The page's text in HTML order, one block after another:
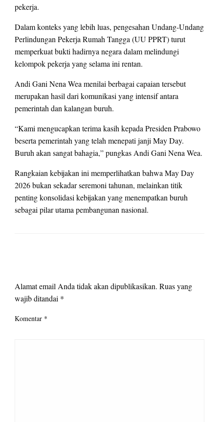
pekerja.
Dalam konteks yang lebih luas, pengesahan Undang-Undang
Perlindungan Pekerja Rumah Tangga (UU PPRT) turut
memperkuat bukti hadirnya negara dalam melindungi
kelompok pekerja yang selama ini rentan.
Andi Gani Nena Wea menilai berbagai capaian tersebut
merupakan hasil dari komunikasi yang intensif antara
pemerintah dan kalangan buruh.
“Kami mengucapkan terima kasih kepada Presiden Prabowo
beserta pemerintah yang telah menepati janji May Day.
Buruh akan sangat bahagia,” pungkas Andi Gani Nena Wea.
Rangkaian kebijakan ini memperlihatkan bahwa May Day
2026 bukan sekadar seremoni tahunan, melainkan titik
penting konsolidasi kebijakan yang menempatkan buruh
sebagai pilar utama pembangunan nasional.
Alamat email Anda tidak akan dipublikasikan. Ruas yang
wajib ditandai *
Komentar *